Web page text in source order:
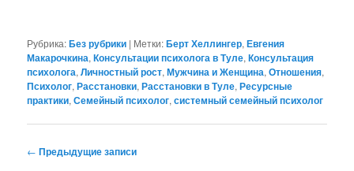
Рубрика:Без рубрики | Метки:Берт Хеллингер,Евгения
Макарочкина,Консультации психолога в Туле,Консультация
психолога,Личностный рост,Мужчина и Женщина,Отношения,
Психолог,Расстановки,Расстановки в Туле,Ресурсные
практики,Семейный психолог,системный семейный психолог
Навигация
← Предыдущие записи